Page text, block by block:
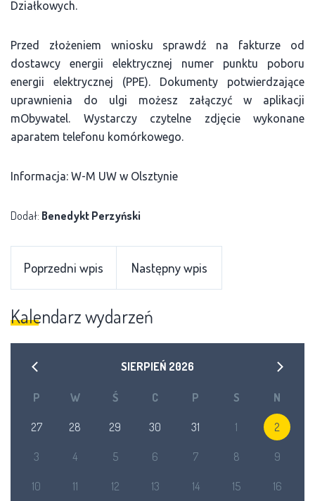
Działkowych.
Przed złożeniem wniosku sprawdź na fakturze od
dostawcy energii elektrycznej numer punktu poboru
energii elektrycznej (PPE). Dokumenty potwierdzające
uprawnienia do ulgi możesz załączyć w aplikacji
mObywatel. Wystarczy czytelne zdjęcie wykonane
aparatem telefonu komórkowego.
Informacja: W-M UW w Olsztynie
Dodał: Benedykt Perzyński
Poprzedni wpis Następny wpis
Kalendarz wydarzeń
SIERPIEŃ 2026
P W Ś C P S N
27 28 29 30 31 1 2
3 4 5 6 7 8 9
10 11 12 13 14 15 16